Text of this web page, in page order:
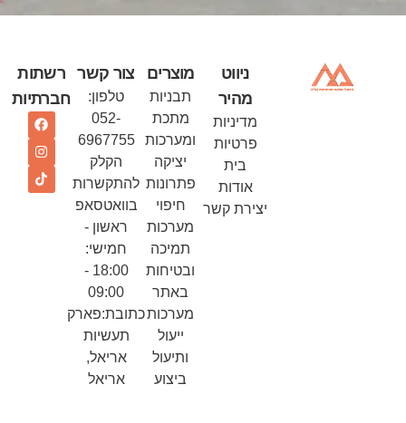
ניווט
מהיר
מדיניות
פרטיות
בית
אודות
יצירת קשר
מוצרים
תבניות
מתכת
ומערכות
יציקה
פתרונות
חיפוי
מערכות
תמיכה
ובטיחות
באתר
מערכות
ייעול
ותיעול
ביצוע
צור קשר
טלפון:
052-
6967755
הקלק
להתקשרות
בוואטסאפ
ראשון -
חמישי:
18:00 -
09:00
כתובת:פארק
תעשיות
אריאל,
אריאל
רשתות
חברתיות